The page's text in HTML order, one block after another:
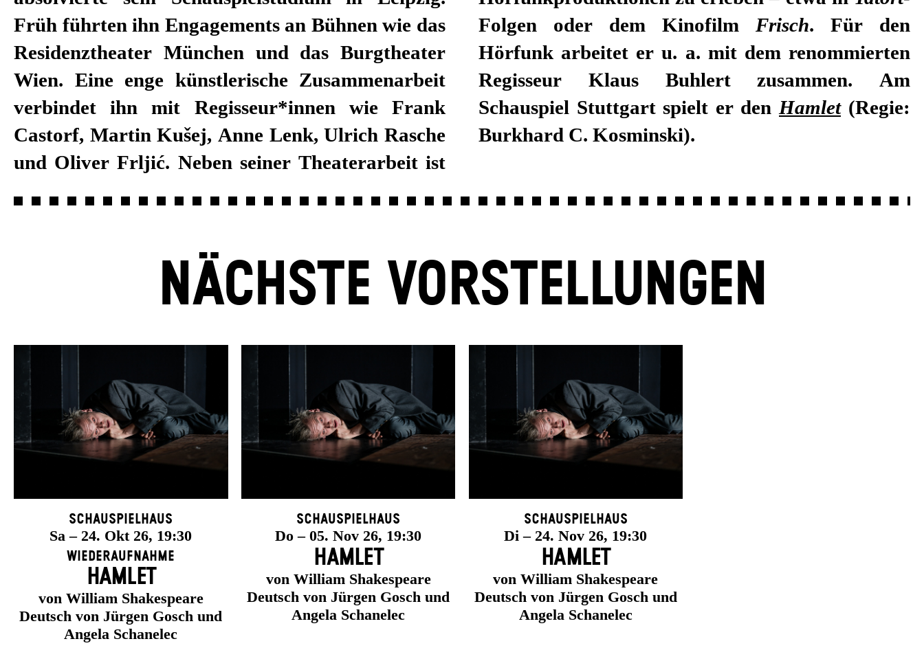
Früh führten ihn Engagements an Bühnen wie das
Residenztheater München und das Burgtheater
Wien. Eine enge künstlerische Zusammenarbeit
verbindet ihn mit Regisseur*innen wie Frank
Castorf, Martin Kušej, Anne Lenk, Ulrich Rasche
und Oliver Frljić. Neben seiner Theaterarbeit ist
Folgen oder dem Kinofilm Frisch. Für den
Hörfunk arbeitet er u. a. mit dem renommierten
Regisseur Klaus Buhlert zusammen. Am
Schauspiel Stuttgart spielt er den Hamlet(Regie:
Burkhard C. Kosminski).
NÄCHSTE VORSTELLUNGEN
Schauspielhaus
Sa – 24. Okt 26, 19:30
Wiederaufnahme
HAMLET
von William Shakespeare
Deutsch von Jürgen Gosch und
Angela Schanelec
Schauspielhaus
Do – 05. Nov 26, 19:30
HAMLET
von William Shakespeare
Deutsch von Jürgen Gosch und
Angela Schanelec
Schauspielhaus
Di – 24. Nov 26, 19:30
HAMLET
von William Shakespeare
Deutsch von Jürgen Gosch und
Angela Schanelec